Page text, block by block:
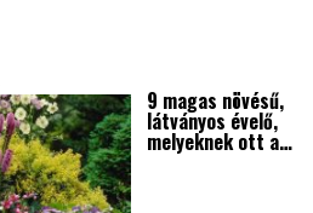
9 magas növésű,
látványos évelő,
melyeknek ott a…